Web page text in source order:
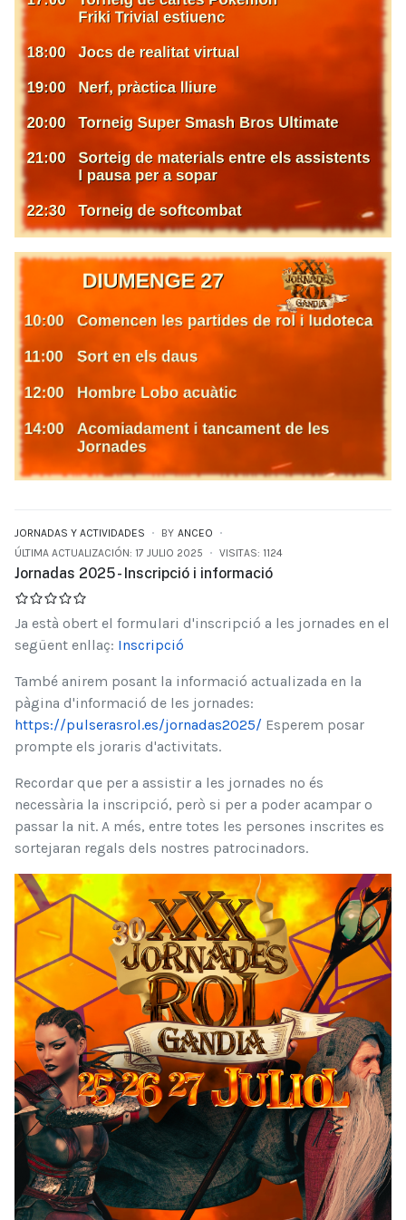
JORNADAS Y ACTIVIDADES BY ANCEO
ÚLTIMA ACTUALIZACIÓN: 17 JULIO 2025
VISITAS: 1124
Jornadas 2025 - Inscripció i informació
Ja està obert el formulari d'inscripció a les jornades en el
següent enllaç: Inscripció
També anirem posant la informació actualizada en la
pàgina d'informació de les jornades:
https://pulserasrol.es/jornadas2025/ Esperem posar
prompte els joraris d'activitats.
Recordar que per a assistir a les jornades no és
necessària la inscripció, però si per a poder acampar o
passar la nit. A més, entre totes les persones inscrites es
sortejaran regals dels nostres patrocinadors.